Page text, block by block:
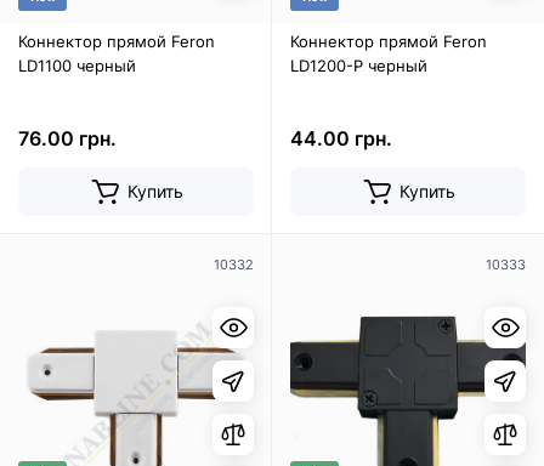
Коннектор прямой Feron
LD1100 черный
76.00 грн.
Купить
Коннектор прямой Feron
LD1200-P черный
44.00 грн.
Купить
10332 10333